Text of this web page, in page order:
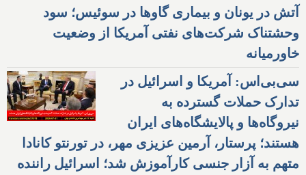
آتش در یونان و بیماری گاوها در سوئیس؛ سود
وحشتناک شرکت‌های نفتی آمریکا از وضعیت
خاورمیانه
سی‌بی‌اس: آمریکا و اسرائیل در
تدارک حملات گسترده به
نیروگاه‌ها و پالایشگاه‌های ایران
هستند؛ پرستار، آرمین عزیزی مهر، در تورنتو کانادا
متهم به آزار جنسی کارآموزش شد؛ اسرائیل راننده